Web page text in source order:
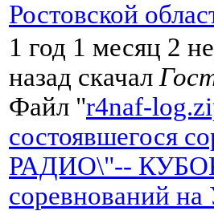
Ростовской
1 год 1 месяц 2
назад скачал
Файл "r4naf-
состоявшегося
РАДИО\"--
соревнований